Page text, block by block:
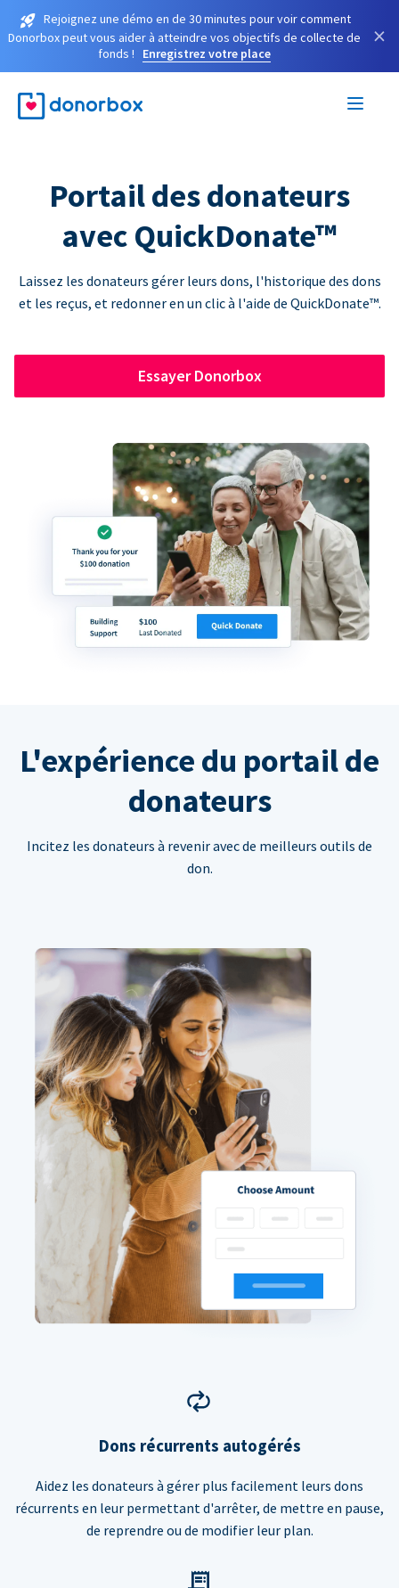
Rejoignez une démo en de 30 minutes pour voir comment
Donorbox peut vous aider à atteindre vos objectifs de collecte de
fonds !
Enregistrez votre place
×
Portail des donateurs
avec QuickDonate™
Laissez les donateurs gérer leurs dons, l'historique des dons
et les reçus, et redonner en un clic à l'aide de QuickDonate™.
Essayer Donorbox
L'expérience du portail de
donateurs
Incitez les donateurs à revenir avec de meilleurs outils de
don.
Dons récurrents autogérés
Aidez les donateurs à gérer plus facilement leurs dons
récurrents en leur permettant d'arrêter, de mettre en pause,
de reprendre ou de modifier leur plan.